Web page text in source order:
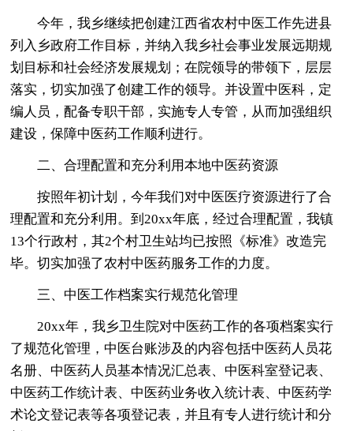
今年，我乡继续把创建江西省农村中医工作先进县
列入乡政府工作目标，并纳入我乡社会事业发展远期规
划目标和社会经济发展规划；在院领导的带领下，层层
落实，切实加强了创建工作的领导。并设置中医科，定
编人员，配备专职干部，实施专人专管，从而加强组织
建设，保障中医药工作顺利进行。
二、合理配置和充分利用本地中医药资源
按照年初计划，今年我们对中医医疗资源进行了合
理配置和充分利用。到20xx年底，经过合理配置，我镇
13个行政村，其2个村卫生站均已按照《标准》改造完
毕。切实加强了农村中医药服务工作的力度。
三、中医工作档案实行规范化管理
20xx年，我乡卫生院对中医药工作的各项档案实行
了规范化管理，中医台账涉及的内容包括中医药人员花
名册、中医药人员基本情况汇总表、中医科室登记表、
中医药工作统计表、中医药业务收入统计表、中医药学
术论文登记表等各项登记表，并且有专人进行统计和分